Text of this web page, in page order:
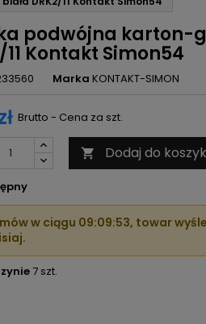
podwójna karton-
11 Kontakt Simon54
Marka KONTAKT-SIMON
Brutto - Cena za szt.
 Dodaj do
w ciągu 09:09:52, towar
7 szt.